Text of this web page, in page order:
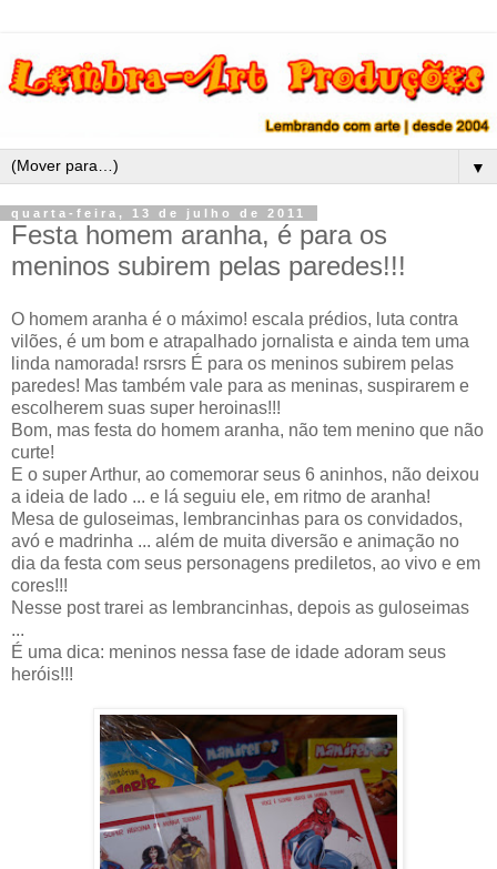
▼
quarta-feira, 13 de julho de 2011
Festa homem aranha, é para os
meninos subirem pelas paredes!!!
O homem aranha é o máximo! escala prédios, luta contra
vilões, é um bom e atrapalhado jornalista e ainda tem uma
linda namorada! rsrsrs É para os meninos subirem pelas
paredes! Mas também vale para as meninas, suspirarem e
escolherem suas super heroinas!!!
Bom, mas festa do homem aranha, não tem menino que não
curte!
E o super Arthur, ao comemorar seus 6 aninhos, não deixou
a ideia de lado ... e lá seguiu ele, em ritmo de aranha!
Mesa de guloseimas, lembrancinhas para os convidados,
avó e madrinha ... além de muita diversão e animação no
dia da festa com seus personagens prediletos, ao vivo e em
cores!!!
Nesse post trarei as lembrancinhas, depois as guloseimas
...
É uma dica: meninos nessa fase de idade adoram seus
heróis!!!